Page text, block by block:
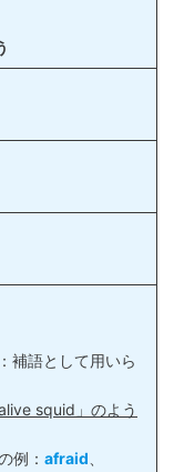
補語として用いら
alive squid」のよう
： afraid